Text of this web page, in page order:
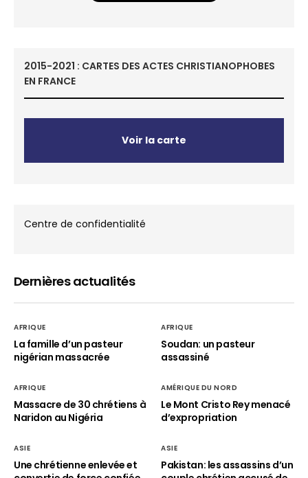
2015-2021 : CARTES DES ACTES CHRISTIANOPHOBES
EN FRANCE
Voir la carte
Centre de confidentialité
Dernières actualités
AFRIQUE
La famille d’un pasteur
nigérian massacrée
AFRIQUE
Soudan: un pasteur
assassiné
AFRIQUE
Massacre de 30 chrétiens à
Naridon au Nigéria
AMÉRIQUE DU NORD
Le Mont Cristo Rey menacé
d’expropriation
ASIE
Une chrétienne enlevée et
ASIE
Pakistan: les assassins d’un